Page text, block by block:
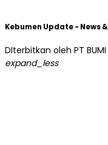
Kebumen Update - News
DIterbitkan oleh PT BUMI
expand_less